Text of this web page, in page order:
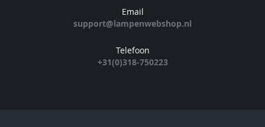
Email
support@lampenwebshop.nl
Telefoon
+31(0)318-750223